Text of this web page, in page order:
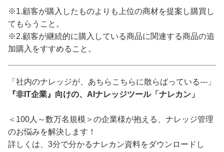
※1.顧客が購入したものよりも上位の商材を提案し購買し
てもらうこと。
※2.顧客が継続的に購入している商品に関連する商品の追
加購入をすすめること。
「社内のナレッジが、あちらこちらに散らばっている---」
『非IT企業』向けの、AIナレッジツール「ナレカン」
＜100人～数万名規模＞の企業様が抱える、ナレッジ管理
のお悩みを解決します！
詳しくは、3分で分かるナレカン資料をダウンロードし